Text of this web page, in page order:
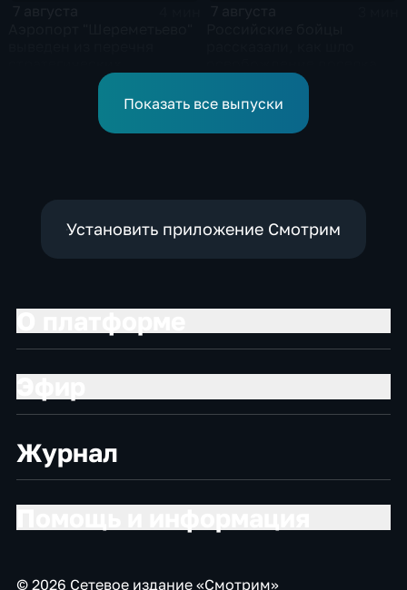
предприятий
Красноярское на
Добропольском
направлении
спецоперации
Показать все выпуски
Установить приложение Смотрим
Журнал
© 2026 Сетевое издание «Смотрим»